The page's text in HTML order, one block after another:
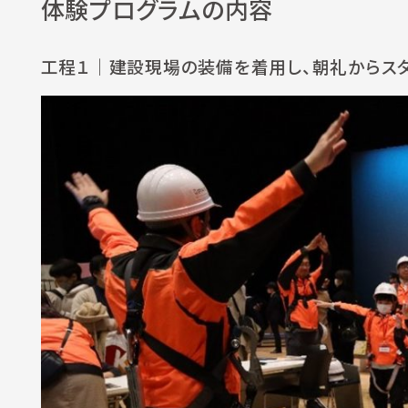
体験プログラムの内容
工程１ ｜建設現場の装備を着用し、朝礼からス